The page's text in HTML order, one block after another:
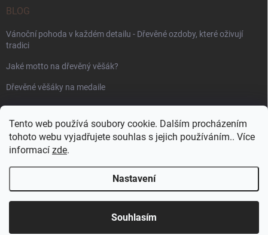
Tento web používá soubory cookie. Dalším procházením
tohoto webu vyjadřujete souhlas s jejich používáním.. Více
informací zde.
Nastavení
Souhlasím
BLOG
Vánoční pohoda v každém detailu - Dřevěné ozdoby, které oživují
tradici
Jaké motto na dřevěný věšák?
Dřevěné věšáky na medaile
PŘIJÍMÁME ONLINE PLATBY
WoodenPuzzle.cz . Všechna práva vyhrazena.